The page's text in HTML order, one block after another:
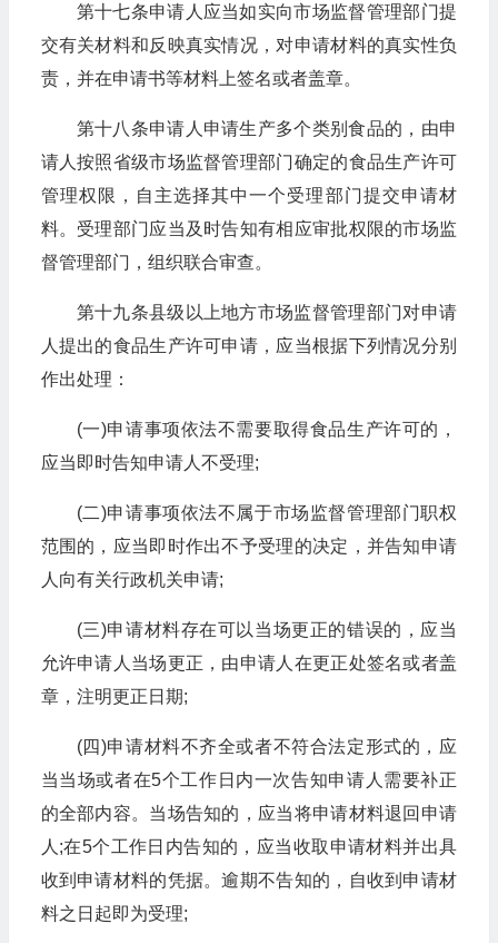
第十七条申请人应当如实向市场监督管理部门提
交有关材料和反映真实情况，对申请材料的真实性负
责，并在申请书等材料上签名或者盖章。
第十八条申请人申请生产多个类别食品的，由申
请人按照省级市场监督管理部门确定的食品生产许可
管理权限，自主选择其中一个受理部门提交申请材
料。受理部门应当及时告知有相应审批权限的市场监
督管理部门，组织联合审查。
第十九条县级以上地方市场监督管理部门对申请
人提出的食品生产许可申请，应当根据下列情况分别
作出处理：
(一)申请事项依法不需要取得食品生产许可的，
应当即时告知申请人不受理;
(二)申请事项依法不属于市场监督管理部门职权
范围的，应当即时作出不予受理的决定，并告知申请
人向有关行政机关申请;
(三)申请材料存在可以当场更正的错误的，应当
允许申请人当场更正，由申请人在更正处签名或者盖
章，注明更正日期;
(四)申请材料不齐全或者不符合法定形式的，应
当当场或者在5个工作日内一次告知申请人需要补正
的全部内容。当场告知的，应当将申请材料退回申请
人;在5个工作日内告知的，应当收取申请材料并出具
收到申请材料的凭据。逾期不告知的，自收到申请材
料之日起即为受理;